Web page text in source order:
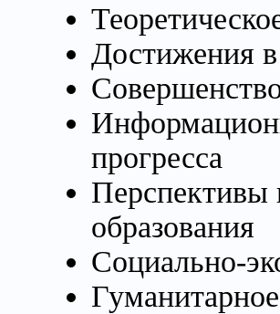
Достижения
прогресса
Перспективы
образования
Социально-